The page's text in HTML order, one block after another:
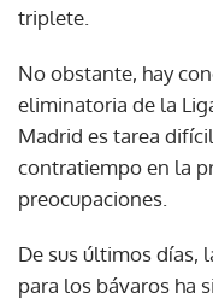
triplete.
No obstante, hay
eliminatoria de la
Madrid es tarea
contratiempo en la
preocupaciones.
De sus últimos días,
para los bávaros ha